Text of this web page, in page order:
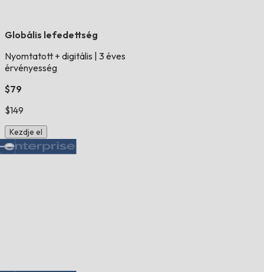
Globális lefedettség
Nyomtatott + digitális 3 éves
érvényesség
$79
$149
Kezdje el